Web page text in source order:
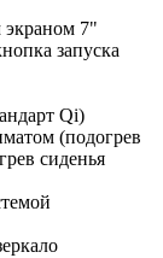
7"
запуска
Qi)
(подогрев
сиденья